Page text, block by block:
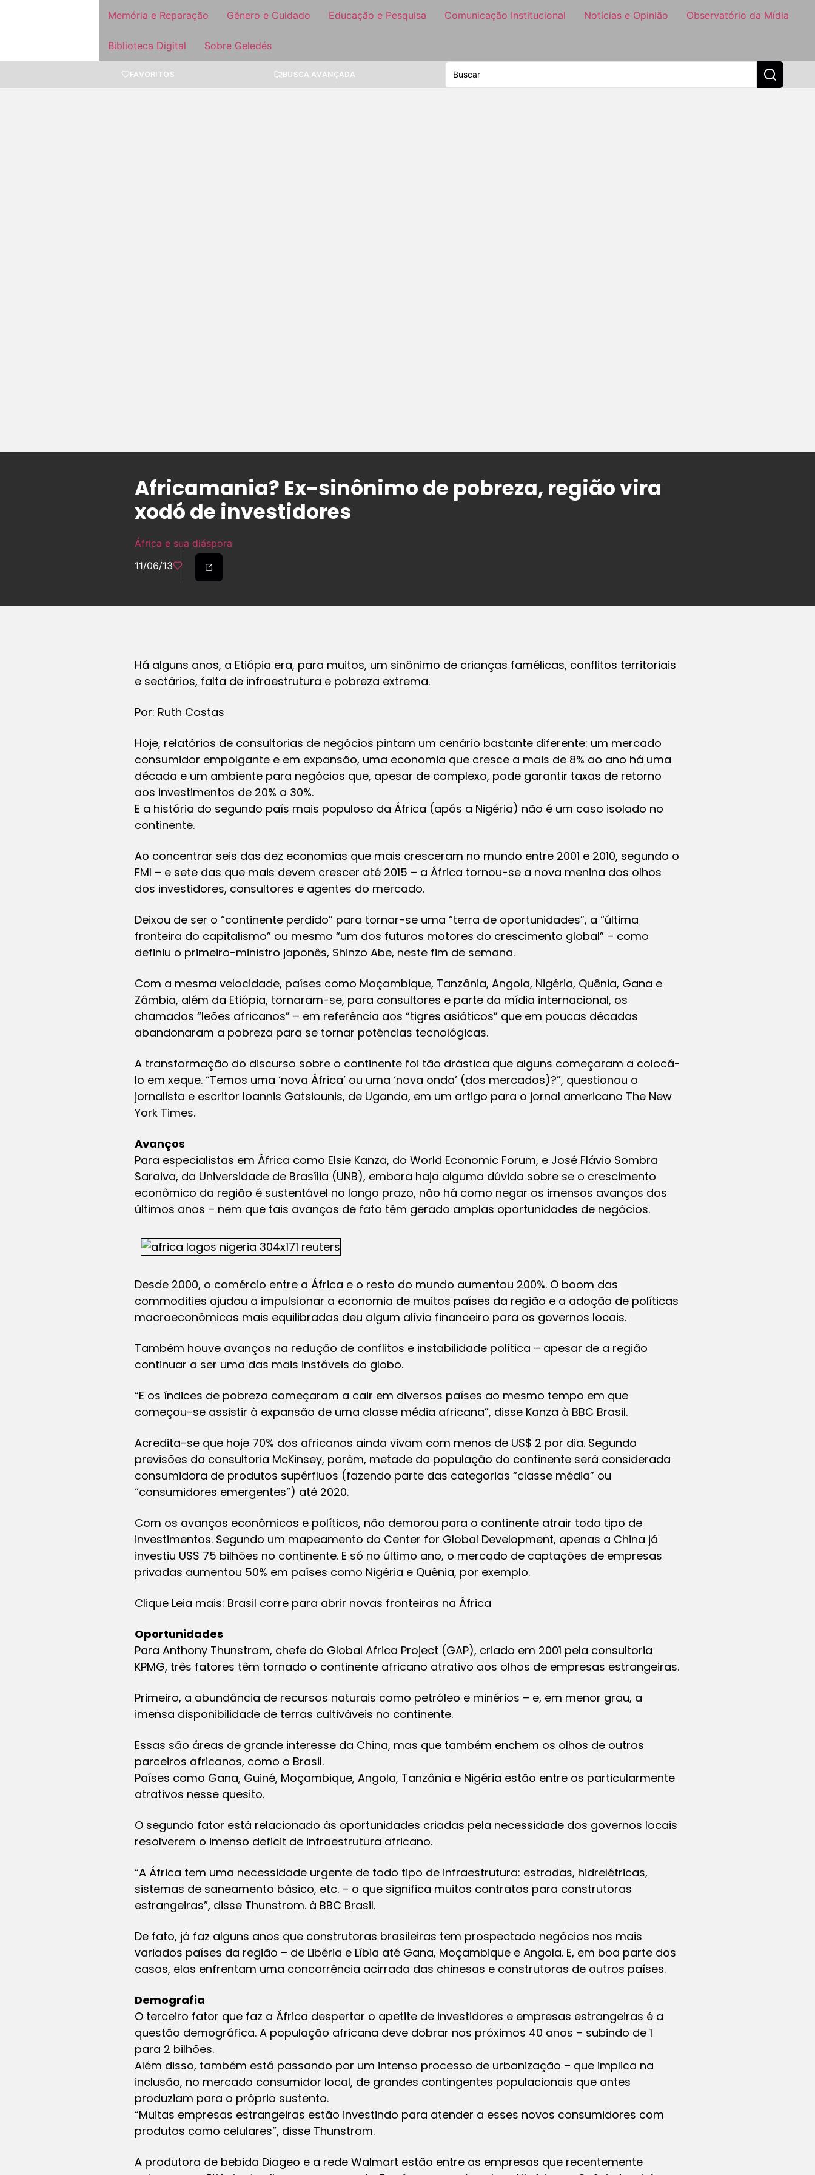
Memória e Reparação Gênero e Cuidado Educação e Pesquisa Comunicação Institucional Notícias e Opinião Observatório da Mídia
Biblioteca Digital Sobre Geledés
FAVORITOS BUSCA AVANÇADA
Africamania? Ex-sinônimo de pobreza, região vira
xodó de investidores
África e sua diáspora
11/06/13
Há alguns anos, a Etiópia era, para muitos, um sinônimo de crianças famélicas, conflitos territoriais
e sectários, falta de infraestrutura e pobreza extrema.
Por: Ruth Costas
Hoje, relatórios de consultorias de negócios pintam um cenário bastante diferente: um mercado
consumidor empolgante e em expansão, uma economia que cresce a mais de 8% ao ano há uma
década e um ambiente para negócios que, apesar de complexo, pode garantir taxas de retorno
aos investimentos de 20% a 30%.
E a história do segundo país mais populoso da África (após a Nigéria) não é um caso isolado no
continente.
Ao concentrar seis das dez economias que mais cresceram no mundo entre 2001 e 2010, segundo o
FMI – e sete das que mais devem crescer até 2015 – a África tornou-se a nova menina dos olhos
dos investidores, consultores e agentes do mercado.
Deixou de ser o “continente perdido” para tornar-se uma “terra de oportunidades”, a “última
fronteira do capitalismo” ou mesmo “um dos futuros motores do crescimento global” – como
definiu o primeiro-ministro japonês, Shinzo Abe, neste fim de semana.
Com a mesma velocidade, países como Moçambique, Tanzânia, Angola, Nigéria, Quênia, Gana e
Zâmbia, além da Etiópia, tornaram-se, para consultores e parte da mídia internacional, os
chamados “leões africanos” – em referência aos “tigres asiáticos” que em poucas décadas
abandonaram a pobreza para se tornar potências tecnológicas.
A transformação do discurso sobre o continente foi tão drástica que alguns começaram a colocá-
lo em xeque. “Temos uma ‘nova África’ ou uma ‘nova onda’ (dos mercados)?”, questionou o
jornalista e escritor Ioannis Gatsiounis, de Uganda, em um artigo para o jornal americano The New
York Times.
Avanços
Para especialistas em África como Elsie Kanza, do World Economic Forum, e José Flávio Sombra
Saraiva, da Universidade de Brasília (UNB), embora haja alguma dúvida sobre se o crescimento
econômico da região é sustentável no longo prazo, não há como negar os imensos avanços dos
últimos anos – nem que tais avanços de fato têm gerado amplas oportunidades de negócios.
Desde 2000, o comércio entre a África e o resto do mundo aumentou 200%. O boom das
commodities ajudou a impulsionar a economia de muitos países da região e a adoção de políticas
macroeconômicas mais equilibradas deu algum alívio financeiro para os governos locais.
Também houve avanços na redução de conflitos e instabilidade política – apesar de a região
continuar a ser uma das mais instáveis do globo.
“E os índices de pobreza começaram a cair em diversos países ao mesmo tempo em que
começou-se assistir à expansão de uma classe média africana”, disse Kanza à BBC Brasil.
Acredita-se que hoje 70% dos africanos ainda vivam com menos de US$ 2 por dia. Segundo
previsões da consultoria McKinsey, porém, metade da população do continente será considerada
consumidora de produtos supérfluos (fazendo parte das categorias “classe média” ou
“consumidores emergentes”) até 2020.
Com os avanços econômicos e políticos, não demorou para o continente atrair todo tipo de
investimentos. Segundo um mapeamento do Center for Global Development, apenas a China já
investiu US$ 75 bilhões no continente. E só no último ano, o mercado de captações de empresas
privadas aumentou 50% em países como Nigéria e Quênia, por exemplo.
Clique Leia mais: Brasil corre para abrir novas fronteiras na África
Oportunidades
Para Anthony Thunstrom, chefe do Global Africa Project (GAP), criado em 2001 pela consultoria
KPMG, três fatores têm tornado o continente africano atrativo aos olhos de empresas estrangeiras.
Primeiro, a abundância de recursos naturais como petróleo e minérios – e, em menor grau, a
imensa disponibilidade de terras cultiváveis no continente.
Essas são áreas de grande interesse da China, mas que também enchem os olhos de outros
parceiros africanos, como o Brasil.
Países como Gana, Guiné, Moçambique, Angola, Tanzânia e Nigéria estão entre os particularmente
atrativos nesse quesito.
O segundo fator está relacionado às oportunidades criadas pela necessidade dos governos locais
resolverem o imenso deficit de infraestrutura africano.
“A África tem uma necessidade urgente de todo tipo de infraestrutura: estradas, hidrelétricas,
sistemas de saneamento básico, etc. – o que significa muitos contratos para construtoras
estrangeiras”, disse Thunstrom. à BBC Brasil.
De fato, já faz alguns anos que construtoras brasileiras tem prospectado negócios nos mais
variados países da região – de Libéria e Líbia até Gana, Moçambique e Angola. E, em boa parte dos
casos, elas enfrentam uma concorrência acirrada das chinesas e construtoras de outros países.
Demografia
O terceiro fator que faz a África despertar o apetite de investidores e empresas estrangeiras é a
questão demográfica. A população africana deve dobrar nos próximos 40 anos – subindo de 1
para 2 bilhões.
Além disso, também está passando por um intenso processo de urbanização – que implica na
inclusão, no mercado consumidor local, de grandes contingentes populacionais que antes
produziam para o próprio sustento.
“Muitas empresas estrangeiras estão investindo para atender a esses novos consumidores com
produtos como celulares”, disse Thunstrom.
A produtora de bebida Diageo e a rede Walmart estão entre as empresas que recentemente